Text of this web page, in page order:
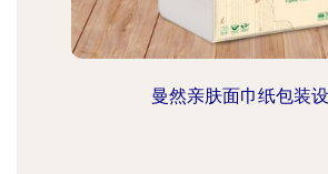
曼然亲肤面巾纸包装